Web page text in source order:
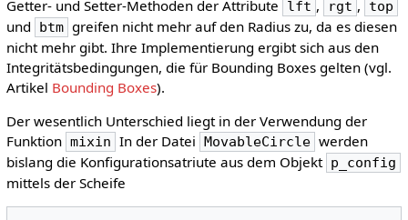
Getter- und Setter-Methoden der Attribute
lft , rgt , top
und btm greifen nicht mehr auf den Radius zu, da es diesen
nicht mehr gibt. Ihre Implementierung ergibt sich aus den
Integritätsbedingungen, die für Bounding Boxes gelten (vgl.
Artikel Bounding Boxes).
Der wesentlich Unterschied liegt in der Verwendung der
Funktion mixin In der Datei MovableCircle werden
bislang die Konfigurationsatriute aus dem Objekt p_config
mittels der Scheife